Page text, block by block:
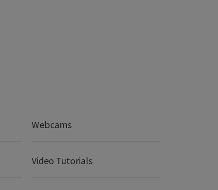
Webcams
Video Tutorials